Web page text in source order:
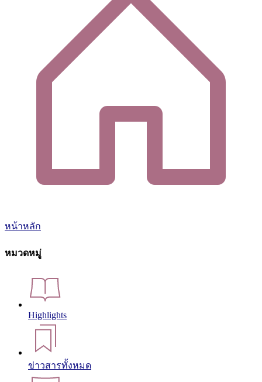
หน้าหลัก
หมวดหมู่
Highlights
ข่าวสารทั้งหมด